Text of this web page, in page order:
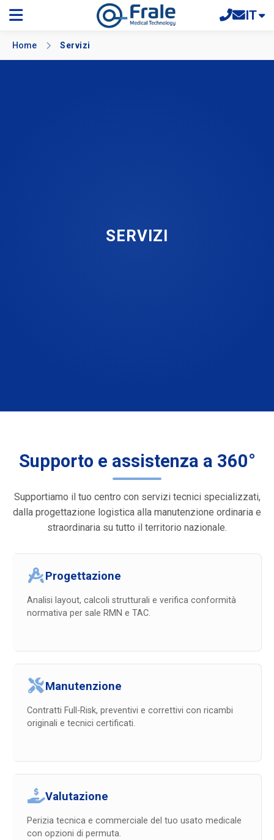
IT
Home Servizi
SERVIZI
Supporto e assistenza a 360°
Supportiamo il tuo centro con servizi tecnici specializzati,
dalla progettazione logistica alla manutenzione ordinaria e
straordinaria su tutto il territorio nazionale.
Progettazione
Analisi layout, calcoli strutturali e verifica conformità
normativa per sale RMN e TAC.
Manutenzione
Contratti Full-Risk, preventivi e correttivi con ricambi
originali e tecnici certificati.
Valutazione
Perizia tecnica e commerciale del tuo usato medicale
con opzioni di permuta.